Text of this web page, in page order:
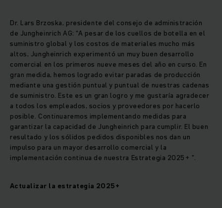
Dr. Lars Brzoska, presidente del consejo de administración
de Jungheinrich AG: “A pesar de los cuellos de botella en el
suministro global y los costos de materiales mucho más
altos, Jungheinrich experimentó un muy buen desarrollo
comercial en los primeros nueve meses del año en curso. En
gran medida, hemos logrado evitar paradas de producción
mediante una gestión puntual y puntual de nuestras cadenas
de suministro. Este es un gran logro y me gustaría agradecer
a todos los empleados, socios y proveedores por hacerlo
posible. Continuaremos implementando medidas para
garantizar la capacidad de Jungheinrich para cumplir. El buen
resultado y los sólidos pedidos disponibles nos dan un
impulso para un mayor desarrollo comercial y la
implementación continua de nuestra Estrategia 2025+ ”.
Actualizar la estrategia 2025+